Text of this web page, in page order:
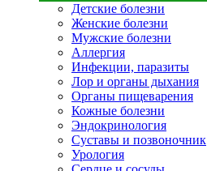
Детские болезни
Женские болезни
Мужские болезни
Аллергия
Инфекции, паразиты
Лор и органы дыхания
Органы пищеварения
Кожные болезни
Эндокринология
Суставы и позвоночник
Урология